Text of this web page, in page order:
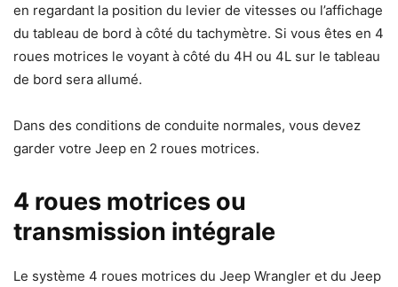
en regardant la position du levier de vitesses ou l’affichage
du tableau de bord à côté du tachymètre. Si vous êtes en 4
roues motrices le voyant à côté du 4H ou 4L sur le tableau
de bord sera allumé.
Dans des conditions de conduite normales, vous devez
garder votre Jeep en 2 roues motrices.
4 roues motrices ou
transmission intégrale
Le système 4 roues motrices du Jeep Wrangler et du Jeep